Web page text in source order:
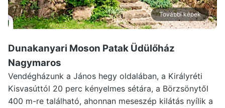
További képek
Dunakanyari Moson Patak Üdülőház
Nagymaros
Vendégházunk a János hegy oldalában, a Királyréti
Kisvasúttól 20 perc kényelmes sétára, a Börzsönytől
400 m-re található, ahonnan meseszép kilátás nyílik a